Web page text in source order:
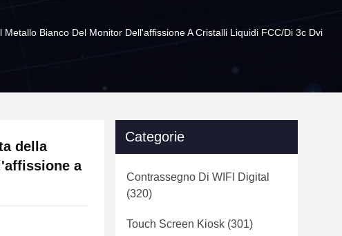
Bianco Del Monitor Dell'affissione A Cristalli Liquidi FCC/di 3c Dvi
della
a
Categorie
Contrassegno Di WIFI Digital
(320)
Touch Screen Kiosk (301)